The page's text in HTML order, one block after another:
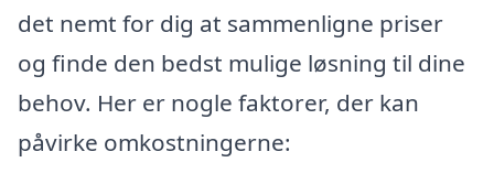
det nemt for dig at sammenligne priser
og finde den bedst mulige løsning til dine
behov. Her er nogle faktorer, der kan
påvirke omkostningerne: